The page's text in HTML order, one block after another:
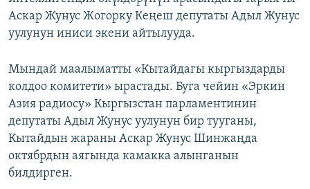
Аскар Жунус Жогорку Кеңеш депутаты Адыл Жунус
уулунун иниси экени айтылууда.
Мындай маалыматты «Кытайдагы кыргыздарды
колдоо комитети» ырастады. Буга чейин «Эркин
Азия радиосу» Кыргызстан парламентинин
депутаты Адыл Жунус уулунун бир тууганы,
Кытайдын жараны Аскар Жунус Шинжаңда
октябрдын аягында камакка алынганын
билдирген.